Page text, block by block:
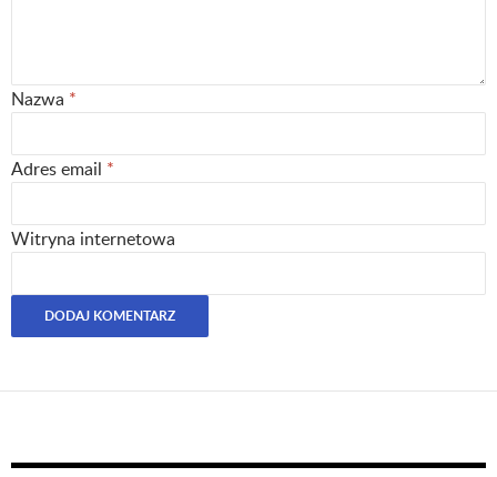
Nazwa *
Adres email *
Witryna internetowa